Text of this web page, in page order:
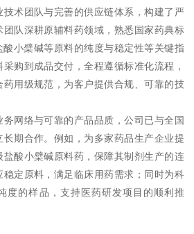
技术团队与完善的供应链体系，构建了严
队深耕原辅料药领域，熟悉国家药典标
酸小檗碱等原料的纯度与稳定性等关键指
购到成品交付，全程遵循标准化流程，
用级规范，为客户提供合规、可靠的技
务网络与可靠的产品品质，公司已与全国
期合作。例如，为多家药品生产企业提
酸小檗碱原料药，保障其制剂生产的连
定原料，满足临床用药需求；同时为科
度的样品，支持医药研发项目的顺利推